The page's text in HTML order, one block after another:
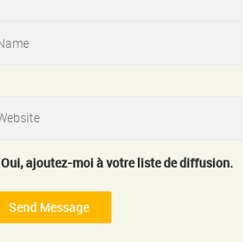
Oui, ajoutez-moi à votre liste de diffusion.